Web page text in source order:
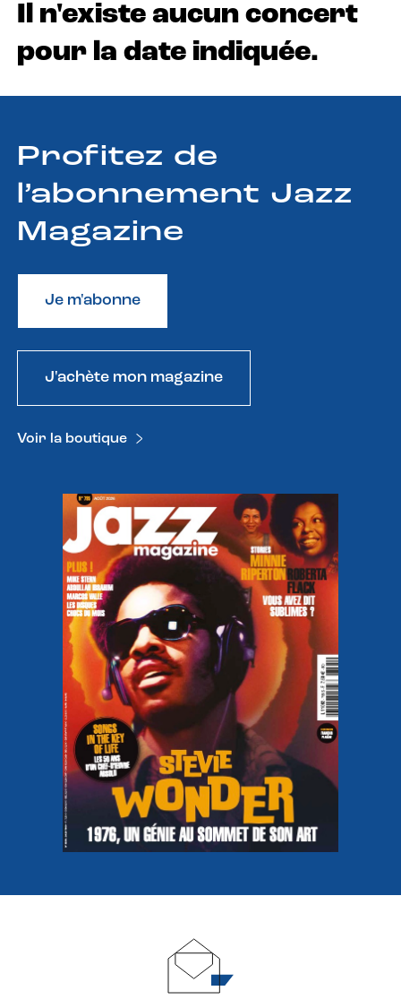
Il n'existe aucun concert
pour la date indiquée.
Profitez de
l’abonnement Jazz
Magazine
Je m'abonne
J'achète mon magazine
Voir la boutique